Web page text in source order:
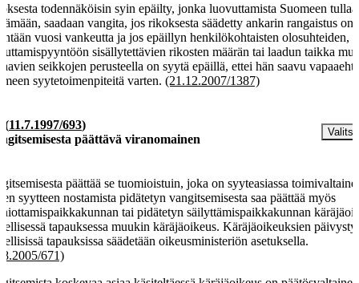
todennäköisin syin epäilty, jonka luovuttamista Suomeen
saadaan vangita, jos rikoksesta säädetty ankarin rangaistus on
vuosi vankeutta ja jos epäillyn henkilökohtaisten olosuhteiden,
sisällytettävien rikosten määrän tai laadun taikka
seikkojen perusteella on syytä epäillä, ettei hän saavu
syytetoimenpiteitä varten. (21.12.2007/1387)
(11.7.1997/693)
päättävä viranomainen
päättää se tuomioistuin, joka on syyteasiassa
syytteen nostamista pidätetyn vangitsemisesta saa päättää myös
tai pidätetyn säilyttämispaikkakunnan
tapauksessa muukin käräjäoikeus. Käräjäoikeuksien
tapauksissa säädetään oikeusministeriön asetuksella.
671)